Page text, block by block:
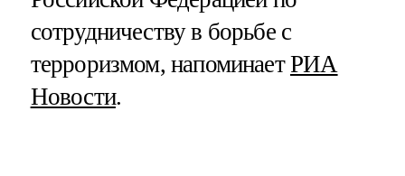
сотрудничеству в борьбе с
терроризмом, напоминаетРИА
Новости.